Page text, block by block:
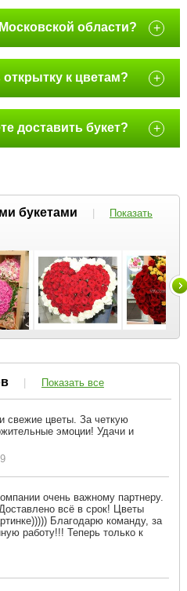
области? +
к цветам? +
доставить букет? +
букетами |
Показать
| Показать все
свежие цветы. За четкую
эмоции! Удачи и
очень важному партнеру.
всё в срок! Цветы
Благодарю команду, за
работу!!! Теперь только к